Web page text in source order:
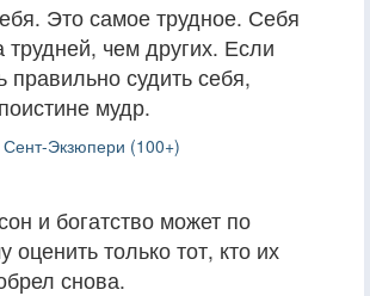
Это самое трудное. Себя
трудней, чем других. Если
судить себя,
мудр.
Экзюпери (100+)
и богатство может по
оценить только тот, кто их
снова.